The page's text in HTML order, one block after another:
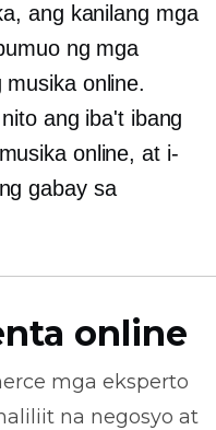
ang kanilang mga
ng mga
online.
ang iba't ibang
online, at i-
gabay sa
online
mga eksperto
na negosyo at